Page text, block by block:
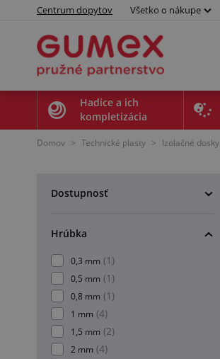
Centrum dopytov Všetko o nákupe
Hadice a ich
kompletizácia
Domov > Technické plasty > Izolačné dosky
Dostupnosť
Hrúbka
0,3 mm (1)
0,5 mm (1)
0,8 mm (1)
1 mm (4)
1,5 mm (2)
2 mm (4)